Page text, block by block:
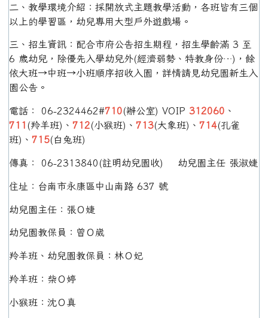
二、教學環境介紹：採開放式主題教學活動，各班皆有三個
以上的學習區，幼兒專用大型戶外遊戲場。
三、招生資訊：配合市府公告招生期程，招生學齡滿 3 至
6 歲幼兒，除優先入學幼兒外(經濟弱勢、特教身份…)，餘
依大班→中班→小班順序招收入園，詳情請見幼兒園新生入
園公告。
電話： 06-2324462#710(辦公室) VOIP 312060 、
711 (羚羊班)、 712(小猴班)、 713(大象班)、 714(孔雀
班)、 715(白兔班)
傳真： 06-2313840(註明幼兒園收) 幼兒園主任 張淑婕
住址：台南市永康區中山南路 637 號
幼兒園主任：張Ｏ婕
幼兒園教保員：曾Ｏ崴
羚羊班、幼兒園教保員：林Ｏ妃
羚羊班：柴Ｏ婷
小猴班：沈Ｏ真